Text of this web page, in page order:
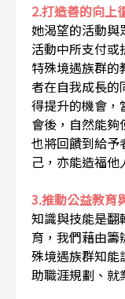
2.打造善的向上
她渴望的活動
活動中所支付或
特殊境遇族群
者在自我成長的
得提升的機會，
會後，自然能
也將回饋到給予
己，亦能造福他
3.推動公益教育
知識與技能是翻
育，我們藉由
殊境遇族群知能
助職涯規劃、就